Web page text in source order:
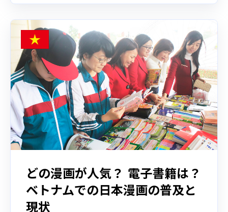
どの漫画が人気？ 電子書籍は？
ベトナムでの日本漫画の普及と
現状